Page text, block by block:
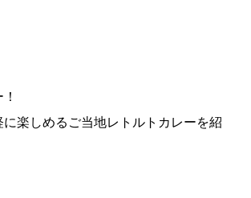
楽しめるご当地レトルトカレーを紹